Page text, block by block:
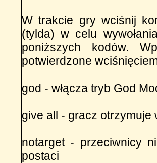
W trakcie gry wciśnij
(tylda) w celu
poniższych kodów.
potwierdzone
god - włącza tryb God
give all - gracz
notarget - przeciwnicy
postaci